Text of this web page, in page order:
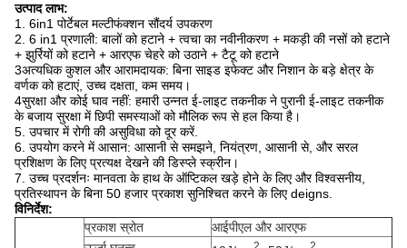
उत्पाद लाभ:
1. 6in1 पोर्टेबल मल्टीफंक्शन सौंदर्य उपकरण
2. 6 in1 प्रणाली: बालों को हटाने + त्वचा का नवीनीकरण + मकड़ी की नसों को हटाने
+ झुर्रियों को हटाने + आरएफ चेहरे को उठाने + टैटू को हटाने
3अत्यधिक कुशल और आरामदायक: बिना साइड इफेक्ट और निशान के बड़े क्षेत्र के
वर्णक को हटाएं, उच्च दक्षता, कम समय।
4सुरक्षा और कोई घाव नहीं: हमारी उन्नत ई-लाइट तकनीक ने पुरानी ई-लाइट तकनीक
के बजाय सुरक्षा में छिपी समस्याओं को मौलिक रूप से हल किया है।
5. उपचार में रोगी की असुविधा को दूर करें.
6. उपयोग करने में आसान: आसानी से समझने, नियंत्रण, आसानी से, और सरल
प्रशिक्षण के लिए प्रत्यक्ष देखने की डिस्प्ले स्क्रीन।
7. उच्च प्रदर्शनः मानवता के हाथ के ऑप्टिकल खड़े होने के लिए और विश्वसनीय,
प्रतिस्थापन के बिना 50 हजार प्रकाश सुनिश्चित करने के लिए deigns.
विनिर्देश:
प्रकाश स्रोत
आईपीएल और आरएफ